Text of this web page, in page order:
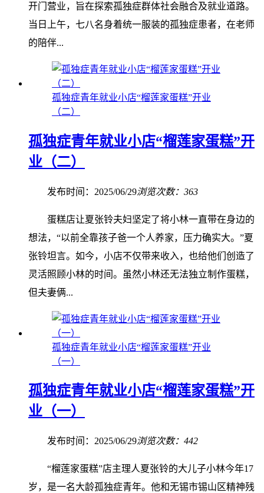
开门营业，旨在探索孤独症群体社会融合及就业道路。
当日上午，七八名身着统一服装的孤独症患者，在老师
的陪伴...
孤独症青年就业小店“榴莲家蛋糕”开业
（二）
孤独症青年就业小店“榴莲家蛋糕”开
业（二）
发布时间：2025/06/29浏览次数：363
蛋糕店让夏张铃夫妇坚定了将小林一直带在身边的
想法，“以前全靠孩子爸一个人养家，压力确实大。”夏
张铃坦言。如今，小店不仅带来收入，也给他们创造了
灵活照顾小林的时间。虽然小林还无法独立制作蛋糕，
但夫妻俩...
孤独症青年就业小店“榴莲家蛋糕”开业
（一）
孤独症青年就业小店“榴莲家蛋糕”开
业（一）
发布时间：2025/06/29浏览次数：442
“榴莲家蛋糕”店主理人夏张铃的大儿子小林今年17
岁，是一名大龄孤独症青年。他和无锡市锡山区精神残